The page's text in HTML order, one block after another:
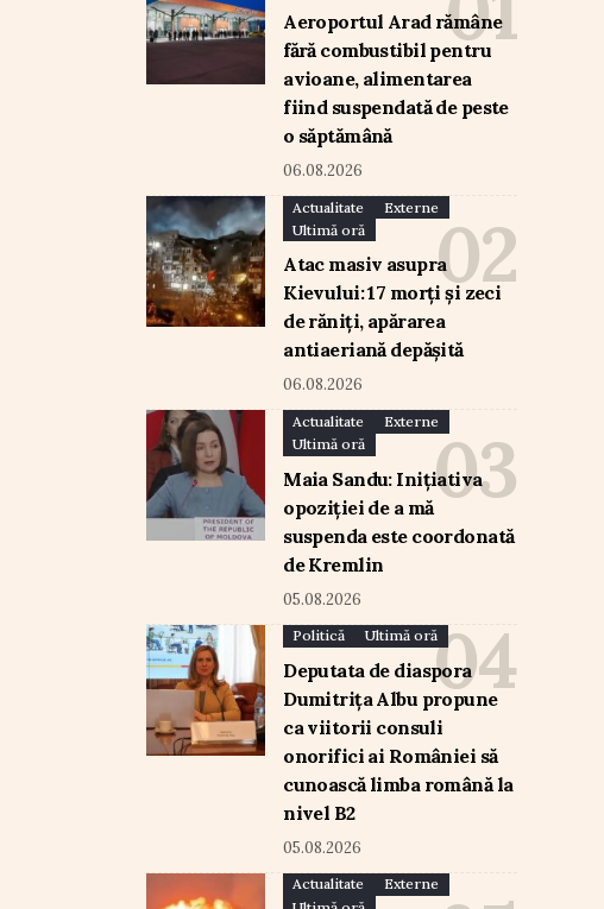
Aeroportul Arad rămâne
fără combustibil pentru
avioane, alimentarea
fiind suspendată de peste
o săptămână
06.08.2026
Actualitate
Externe
Ultimă oră
Atac masiv asupra
Kievului: 17 morți și zeci
de răniți, apărarea
antiaeriană depășită
06.08.2026
Actualitate
Externe
Ultimă oră
Maia Sandu: Inițiativa
opoziției de a mă
suspenda este coordonată
de Kremlin
05.08.2026
Politică Ultimă oră
Deputata de diaspora
Dumitrița Albu propune
ca viitorii consuli
onorifici ai României să
cunoască limba română la
nivel B2
05.08.2026
Actualitate
Externe